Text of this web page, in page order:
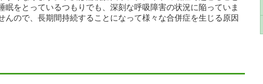
をとっているつもりでも、深刻な呼吸障害の状況に陥っていま
ので、長期間持続することになって様々な合併症を生じる原因